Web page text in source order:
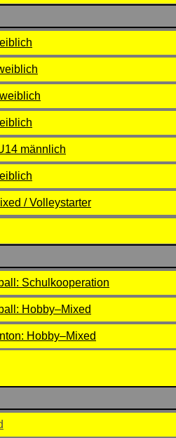
männlich
/ Volleystarter
Schulkooperation
Hobby–Mixed
Hobby–Mixed